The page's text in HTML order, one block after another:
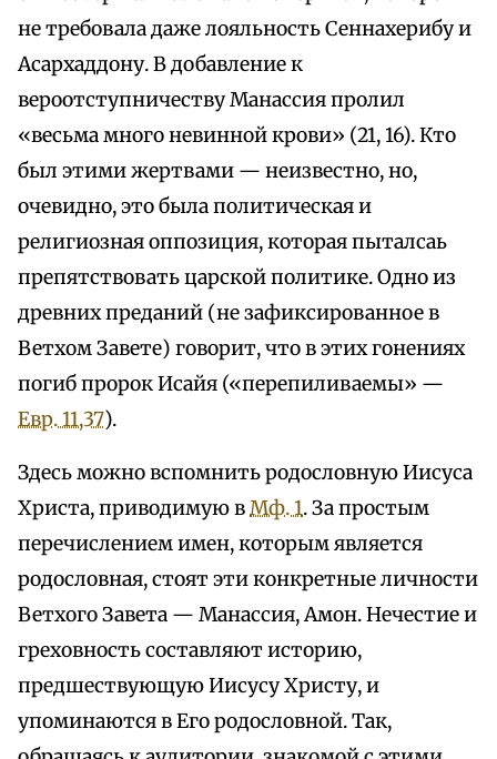
не требовала даже лояльность Сеннахерибу и
Асархаддону. В добавление к
вероотступничеству Манассия пролил
«весьма много невинной крови» (21, 16). Кто
был этими жертвами — неизвестно, но,
очевидно, это была политическая и
религиозная оппозиция, которая пыталсаь
препятствовать царской политике. Одно из
древних преданий (не зафиксированное в
Ветхом Завете) говорит, что в этих гонениях
погиб пророк Исайя («перепиливаемы» —
Евр. 11,37).
Здесь можно вспомнить родословную Иисуса
Христа, приводимую вМф. 1. За простым
перечислением имен, которым является
родословная, стоят эти конкретные личности
Ветхого Завета — Манассия, Амон. Нечестие и
греховность составляют историю,
предшествующую Иисусу Христу, и
упоминаются в Его родословной. Так,